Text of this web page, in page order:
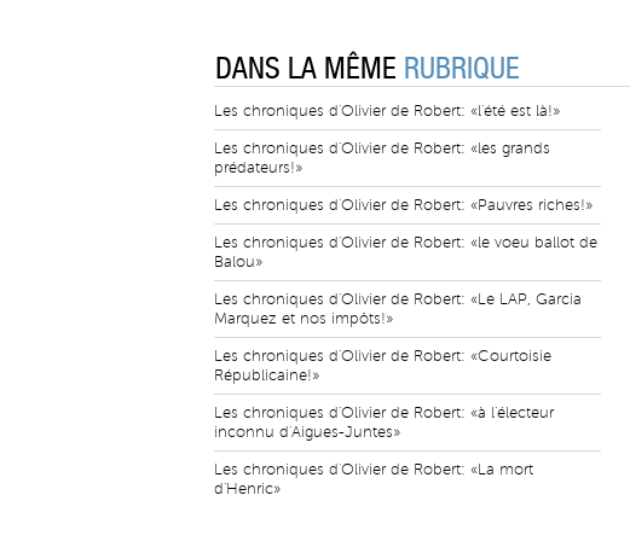
DANS LA MÊME RUBRIQUE
Les chroniques d'Olivier de Robert: «l'été est là!»
Les chroniques d'Olivier de Robert: «les grands
prédateurs!»
Les chroniques d'Olivier de Robert: «Pauvres riches!»
Les chroniques d'Olivier de Robert: «le voeu ballot de
Balou»
Les chroniques d'Olivier de Robert: «Le LAP, Garcia
Marquez et nos impôts!»
Les chroniques d'Olivier de Robert: «Courtoisie
Républicaine!»
Les chroniques d'Olivier de Robert: «à l'électeur
inconnu d'Aigues-Juntes»
Les chroniques d'Olivier de Robert: «La mort
d'Henric»